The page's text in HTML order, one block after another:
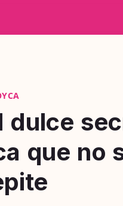
dulce
que no